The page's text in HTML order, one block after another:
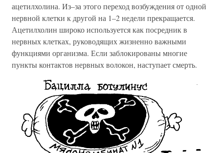
ацетилхолина. Из–за этого переход возбуждения от одной
нервной клетки к другой на 1–2 недели прекращается.
Ацетилхолин широко используется как посредник в
нервных клетках, руководящих жизненно важными
функциями организма. Если заблокированы многие
пункты контактов нервных волокон, наступает смерть.